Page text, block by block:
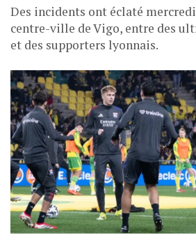
Des incidents ont éclaté
centre-ville de Vigo, entre des
et des supporters lyonnais.